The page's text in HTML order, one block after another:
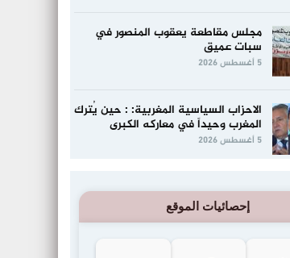
مجلس مقاطعة يعقوب المنصور في
سبات عميق
5 أغسطس 2026
الاحزاب السياسية المغربية: : حين يُترك
المغرب وحيداً في معاركه الكبرى
5 أغسطس 2026
إحصائيات الموقع